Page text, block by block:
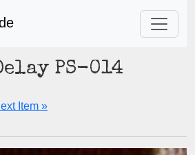
PS-014
Item »